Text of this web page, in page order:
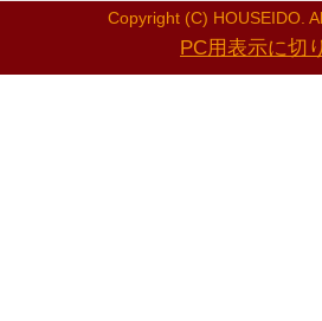
Copyright (C) HOUSEIDO.
PC用表示に切